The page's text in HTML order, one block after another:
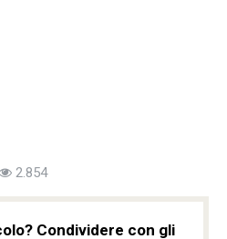
2.854
Condividere con gli